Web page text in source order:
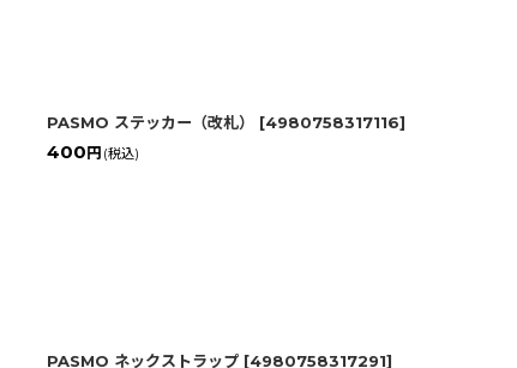
PASMO ステッカー（改札） [4980758317116]
400 円 (税込)
PASMO ネックストラップ [4980758317291]